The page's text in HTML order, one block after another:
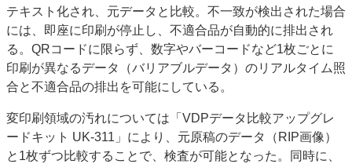
テキスト化され、元データと比較。不一致が検出された場合
には、即座に印刷が停止し、不適合品が自動的に排出され
る。QRコードに限らず、数字やバーコードなど1枚ごとに
印刷が異なるデータ（バリアブルデータ）のリアルタイム照
合と不適合品の排出を可能にしている。
変印刷領域の汚れについては「VDPデータ比較アップグレ
ードキット UK-311」により、元原稿のデータ（RIP画像）
と1枚ずつ比較することで、検査が可能となった。同時に、